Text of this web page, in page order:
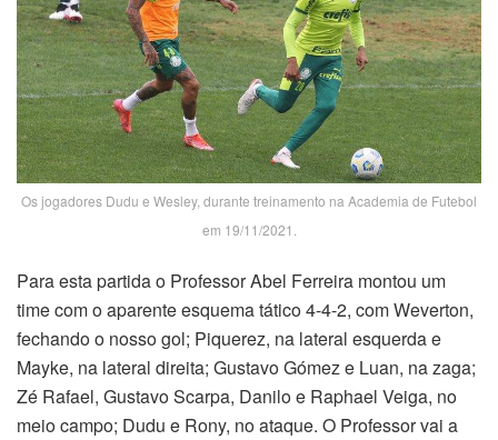
Os jogadores Dudu e Wesley, durante treinamento na Academia de Futebol
em 19/11/2021.
Para esta partida o Professor Abel Ferreira montou um
time com o aparente esquema tático 4-4-2, com Weverton,
fechando o nosso gol; Piquerez, na lateral esquerda e
Mayke, na lateral direita; Gustavo Gómez e Luan, na zaga;
Zé Rafael, Gustavo Scarpa, Danilo e Raphael Veiga, no
meio campo; Dudu e Rony, no ataque. O Professor vai a